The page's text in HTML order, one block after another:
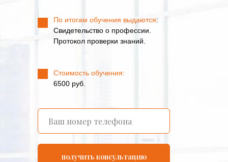
(повышение
квалификации)
По итогам обучения выдаются:
Свидетельство о профессии.
Протокол проверки знаний.
Стоимость обучения:
6500 руб.
получить консультацию